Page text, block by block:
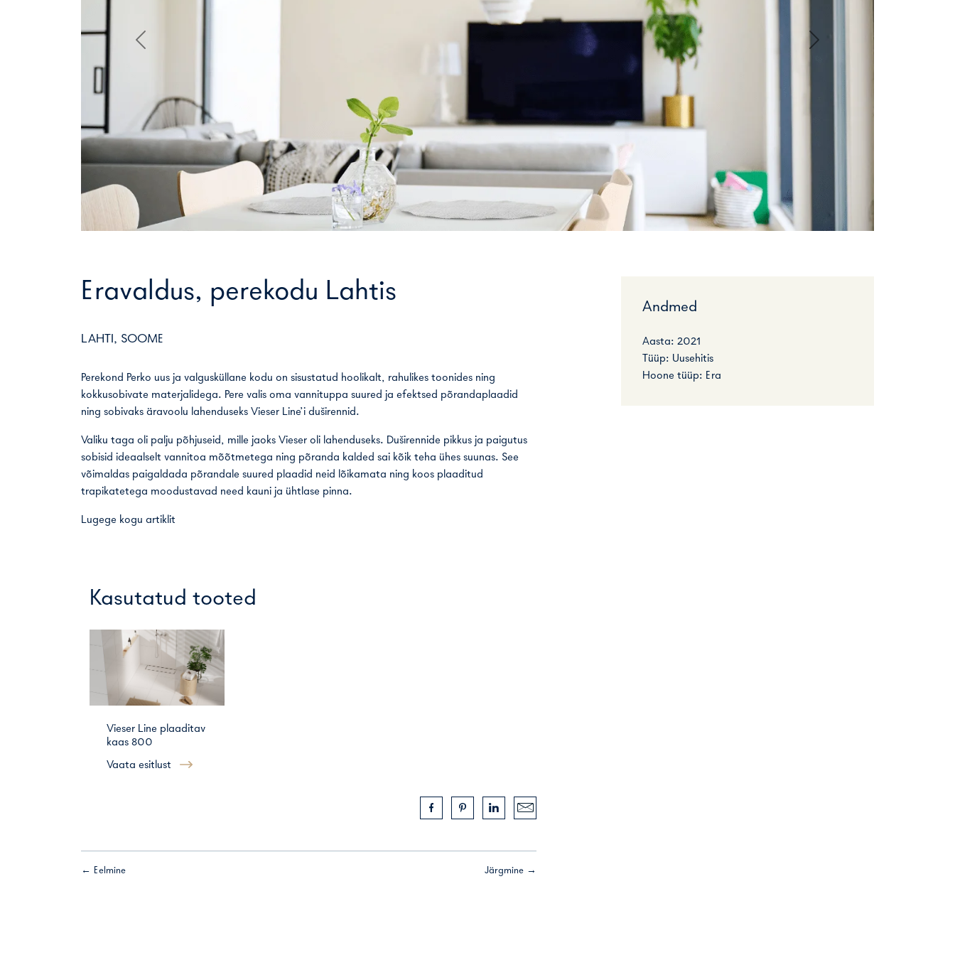
Previous Next
Eravaldus, perekodu Lahtis
LAHTI, SOOME
Perekond Perko uus ja valgusküllane kodu on sisustatud hoolikalt, rahulikes toonides ning
kokkusobivate materjalidega. Pere valis oma vannituppa suured ja efektsed põrandaplaadid
ning sobivaks äravoolu lahenduseks Vieser Line’i duširennid.
Valiku taga oli palju põhjuseid, mille jaoks Vieser oli lahenduseks. Duširennide pikkus ja paigutus
sobisid ideaalselt vannitoa mõõtmetega ning põranda kalded sai kõik teha ühes suunas. See
võimaldas paigaldada põrandale suured plaadid neid lõikamata ning koos plaaditud
trapikatetega moodustavad need kauni ja ühtlase pinna.
Lugege kogu artiklit
Kasutatud tooted
Vieser Line plaaditav
kaas 800
Vaata esitlust
Järgmine →
← Eelmine
Andmed
Aasta: 2021
Tüüp: Uusehitis
Hoone tüüp: Era